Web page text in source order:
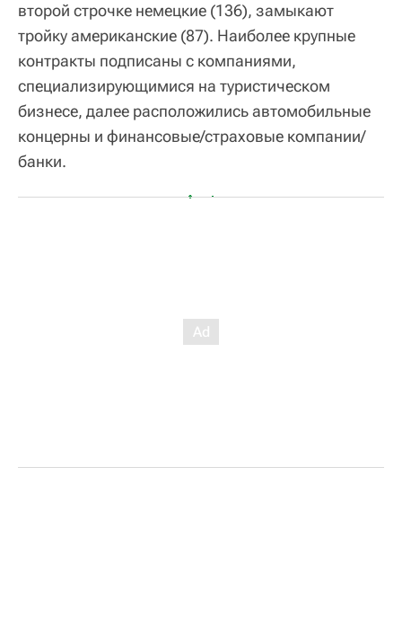
второй строчке немецкие (136), замыкают
тройку американские (87). Наиболее крупные
контракты подписаны с компаниями,
специализирующимися на туристическом
бизнесе, далее расположились автомобильные
концерны и финансовые/страховые компании/
банки.